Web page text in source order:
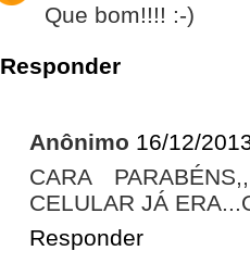
Que bom!!!! :-)
Responder
Anônimo 16/12/
CARA
CELULAR JÁ
Responder